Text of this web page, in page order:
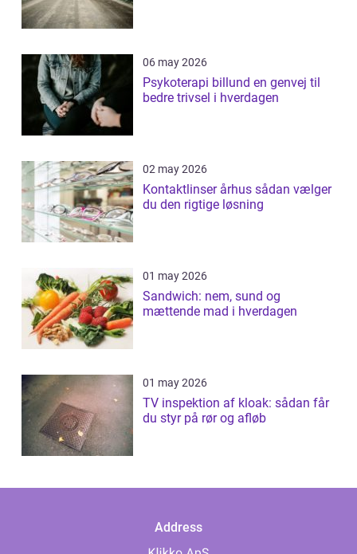
06 may 2026
Psykoterapi billund en genvej til
bedre trivsel i hverdagen
02 may 2026
Kontaktlinser århus sådan vælger
du den rigtige løsning
01 may 2026
Sandwich: nem, sund og
mættende mad i hverdagen
01 may 2026
TV inspektion af kloak: sådan får
du styr på rør og afløb
Address